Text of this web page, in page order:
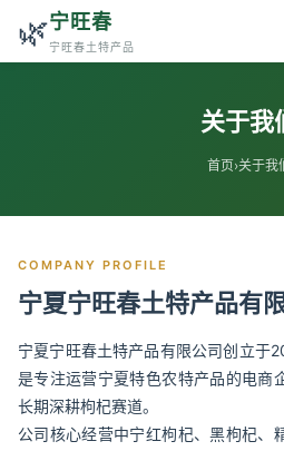
🌿宁旺春
宁旺春土特产品
关于我
首页›关于我
COMPANY PROFILE
宁夏宁旺春土特产品有
宁夏宁旺春土特产品有限公司创立于
是专注运营宁夏特色农特产品的电商
长期深耕枸杞赛道。
公司核心经营中宁红枸杞、黑枸杞、